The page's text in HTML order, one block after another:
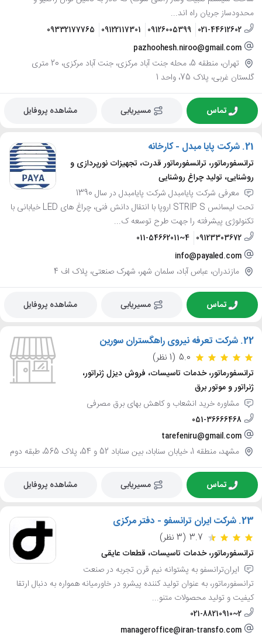
محدودساز جریان راه اند...
021-44612602
09126005399
09122117301
09332177765
pazhoohesh.niroo@gmail.com
تهران، منطقه 5، محله جنت آباد مرکزی، جنت آباد مرکزی، 20 متری
گلستان غربی، پلاک 75، واحد 1
تماس مسیریابی مشاهده پروفایل
21. شرکت پایا مبدل - کارخانه
ترانسفورماتور، ترانسفورماتور قدرت، تجهیزات نورپردازی و
روشنایی، تولید چراغ روشنایی
معرفی شرکت پایامبدل شرکت پایامبدل در سال 1390
تحت لیسانس STRIP S اروپا با انتقال دانش فنی، چراغ های LED خیابانی با
تکنولوژی پیشرفته را جهت طرح توسعه ک...
09123303672
011-54662011~4
info@payaled.com
مازندران، عباس آباد، سلمان شهر، شهرک صنعتی، پلاک اف 4
تماس مسیریابی مشاهده پروفایل
22. شرکت تعرفه نیروی راهگستران سورین
5.0 (1 نظر)
ترانسفورماتور، خدمات تاسیسات، فروش دیزل ژنراتور،
ژنراتور و موتور برق
مشاوره خرید انشعاب و کاهش بهای برق مصرفی
051-36666468
tarefeniru@gmail.com
مشهد، منطقه 1، خیابان سناباد، بین سناباد 52 و 54، پلاک 565، طبقه دوم
تماس مسیریابی مشاهده پروفایل
23. شرکت ایران ترانسفو - دفتر مرکزی
3.7 (3 نظر)
ترانسفورماتور، خدمات تاسیسات، قطعات عایقی
ایران‌ترانسفو به پشتوانه نیم قرن تجربه در صنعت
ترانسفورماتور، به عنوان تولید کننده پیشرو در خاورمیانه همواره به دنبال ارتقا
کیفیت و تولید محصولات متنو...
021-88210910~2
manageroffice@iran-transfo.com